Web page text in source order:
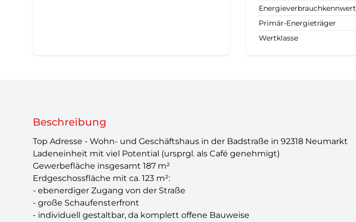
Energieverbrauchkennwert
Primär-Energieträger
Wertklasse
Beschreibung
Top Adresse - Wohn- und Geschäftshaus in der Badstraße in 92318 Neumarkt
Ladeneinheit mit viel Potential (ursprgl. als Café genehmigt)
Gewerbefläche insgesamt 187 m²
Erdgeschossfläche mit ca. 123 m²:
- ebenerdiger Zugang von der Straße
- große Schaufensterfront
- individuell gestaltbar, da komplett offene Bauweise